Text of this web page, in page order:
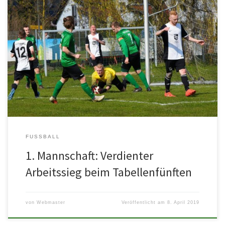
TuS Friedelsheim – ASV Waldsee 0:1 (0:1) Der ASV hat nach einer
starken ersten Halbzeit drei weitere wichtige Punkte einfahren
[…]
FUSSBALL
1. Mannschaft: Verdienter
Arbeitssieg beim Tabellenfünften
von Webmaster Veröffentlicht am8. April 2019